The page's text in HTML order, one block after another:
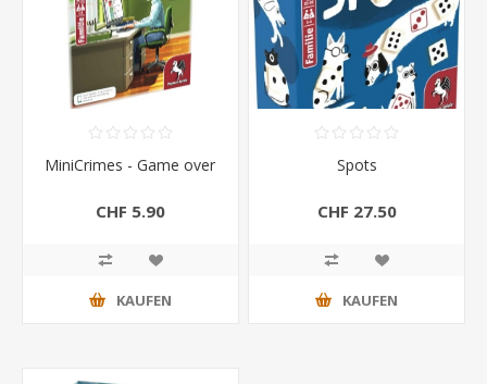
MiniCrimes - Game over
CHF 5.90
KAUFEN
Spots
CHF 27.50
KAUFEN